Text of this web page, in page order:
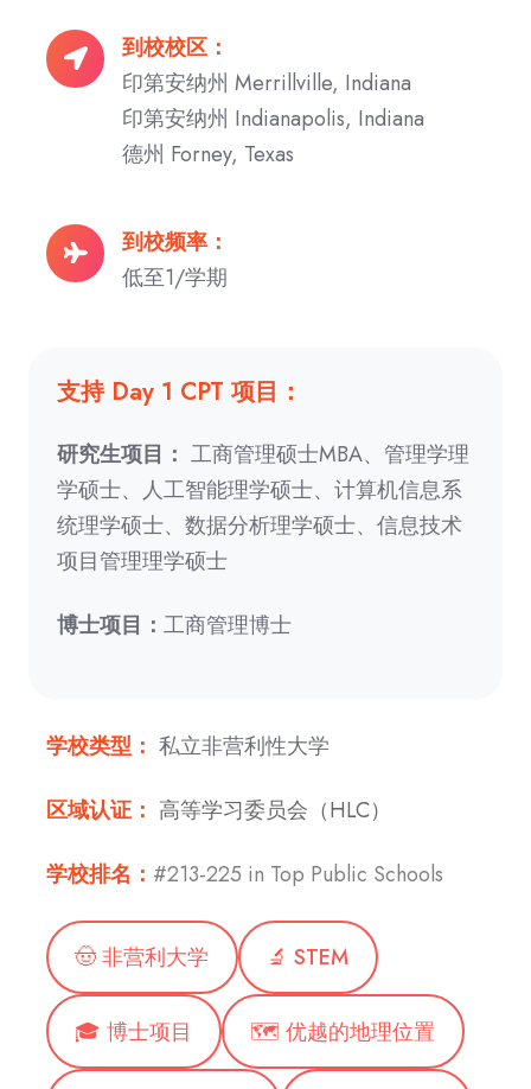
8、
9、
3、
5、
至
$8,982/
期
付
到校校区：
印第安纳州 Merrillville, Indiana
印第安纳州 Indianapolis, Indiana
德州 Forney, Texas
到
校
第
安
Indiana
印
第
安
纳
州
Indianapolis,
Forney,
Texas
到校频率：
低至1/学期
到
校
低
1/
学
期
支持 Day 1 CPT 项目：
研究生项目： 工商管理硕士MBA、管理学理
学硕士、人工智能理学硕士、计算机信息系
统理学硕士、数据分析理学硕士、信息技术
项目管理理学硕士
博士项目： 工商管理博士
学校类型： 私立非营利性大学
区域认证： 高等学习委员会（HLC）
学校排名： #213-225 in Top Public Schools
🤠 非营利大学 🔬 STEM
🎓 博士项目 🗺️ 优越的地理位置